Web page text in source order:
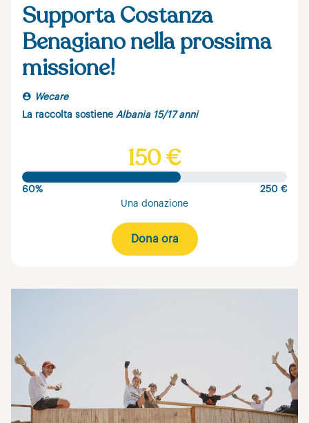
Supporta Costanza
Benagiano nella prossima
missione!
Wecare
La raccolta sostiene Albania 15/17 anni
150 €
60%
250 €
Una donazione
Dona ora